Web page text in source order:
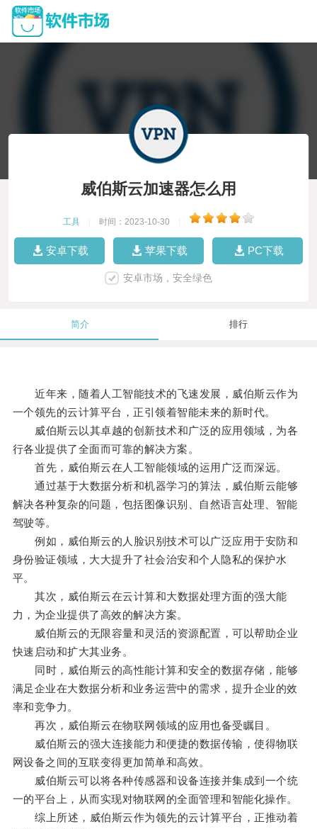
威伯斯云加速器怎么用
工具 时间：2023-10-30
安卓下载 苹果下载 PC下载
安卓市场，安全绿色
简介 排行
近年来，随着人工智能技术的飞速发展，威伯斯云作为
一个领先的云计算平台，正引领着智能未来的新时代。
威伯斯云以其卓越的创新技术和广泛的应用领域，为各
行各业提供了全面而可靠的解决方案。
首先，威伯斯云在人工智能领域的运用广泛而深远。
通过基于大数据分析和机器学习的算法，威伯斯云能够
解决各种复杂的问题，包括图像识别、自然语言处理、智能
驾驶等。
例如，威伯斯云的人脸识别技术可以广泛应用于安防和
身份验证领域，大大提升了社会治安和个人隐私的保护水
平。
其次，威伯斯云在云计算和大数据处理方面的强大能
力，为企业提供了高效的解决方案。
威伯斯云的无限容量和灵活的资源配置，可以帮助企业
快速启动和扩大其业务。
同时，威伯斯云的高性能计算和安全的数据存储，能够
满足企业在大数据分析和业务运营中的需求，提升企业的效
率和竞争力。
再次，威伯斯云在物联网领域的应用也备受瞩目。
威伯斯云的强大连接能力和便捷的数据传输，使得物联
网设备之间的互联变得更加简单和高效。
威伯斯云可以将各种传感器和设备连接并集成到一个统
一的平台上，从而实现对物联网的全面管理和智能化操作。
综上所述，威伯斯云作为领先的云计算平台，正推动着